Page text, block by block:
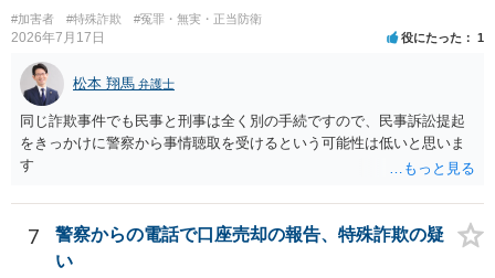
#加害者 #特殊詐欺 #冤罪・無実・正当防衛
2026年7月17日 役にたった 1
松本 翔馬 弁護士
同じ詐欺事件でも民事と刑事は全く別の手続ですので、民事訴訟提起
をきっかけに警察から事情聴取を受けるという可能性は低いと思いま
す
7
警察からの電話で口座売却の報告、特殊詐欺の疑
い